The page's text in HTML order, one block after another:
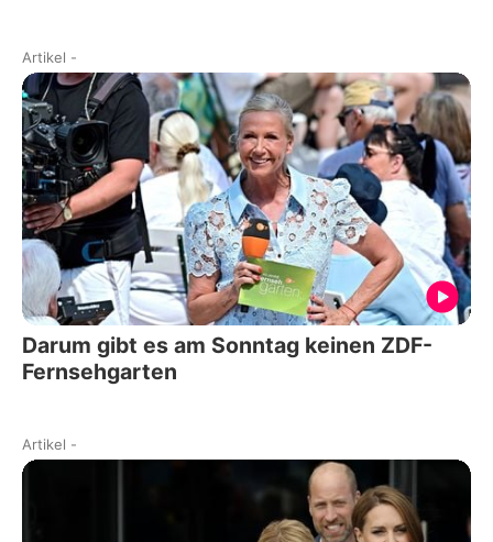
Artikel -
Darum gibt es am Sonntag keinen ZDF-
Fernsehgarten
Artikel -